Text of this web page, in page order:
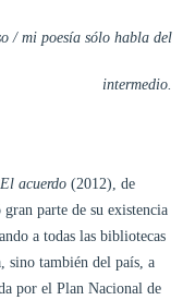
/ mi poesía sólo habla del
intermedio.
El acuerdo (2012), de
parte de su existencia
a todas las bibliotecas
sino también del país, a
por el Plan Nacional de